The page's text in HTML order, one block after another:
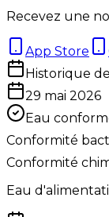
Recevez une
App Store
Historique
29 mai 2026
Eau
Conformité
Conformité
Eau